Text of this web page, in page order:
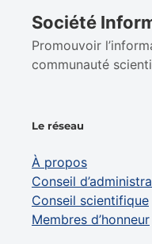
Société
Promouvoir
communauté
Le réseau
À propos
Conseil
Conseil scientifique
Membres d’honneur